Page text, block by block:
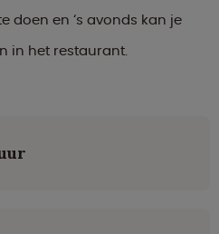
doen en ‘s avonds kan je
in het restaurant.